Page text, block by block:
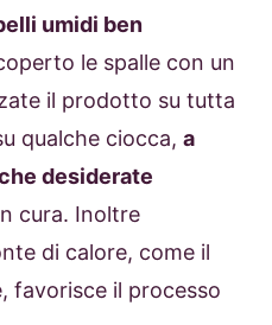
umidi ben
le spalle con un
il prodotto su tutta
qualche ciocca, a
desiderate
cura. Inoltre
di calore, come il
favorisce il processo